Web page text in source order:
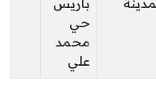
باريس
حي
محمد
علي